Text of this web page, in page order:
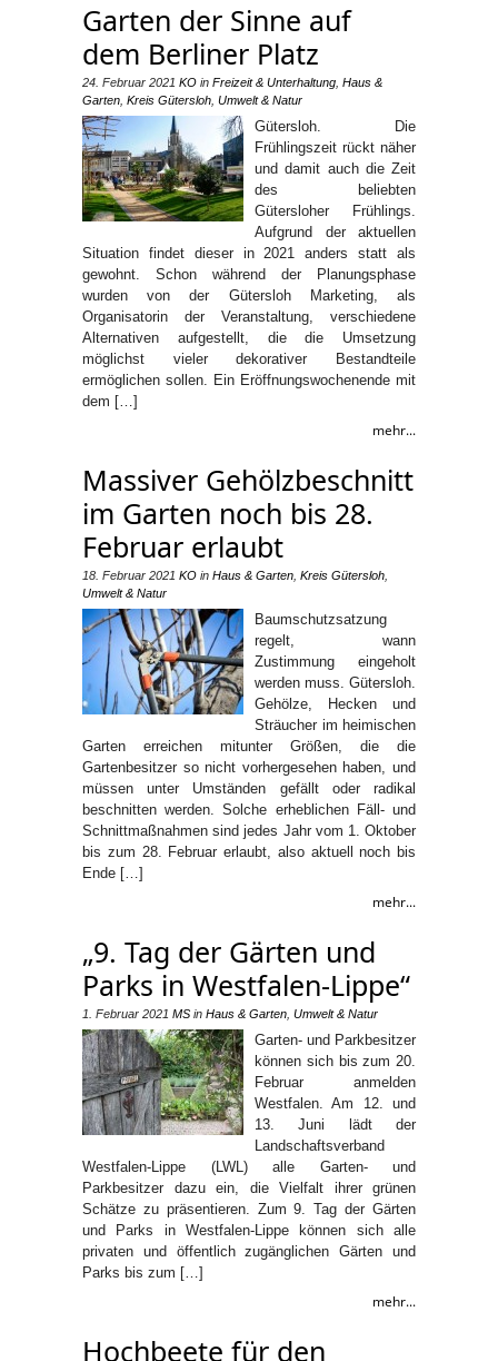
Garten der Sinne auf
dem Berliner Platz
24. Februar 2021 KO in Freizeit & Unterhaltung Haus &
Garten Kreis Gütersloh Umwelt & Natur
Gütersloh. Die
Frühlingszeit rückt näher
und damit auch die Zeit
des beliebten
Gütersloher Frühlings.
Aufgrund der aktuellen
Situation findet dieser in 2021 anders statt als
gewohnt. Schon während der Planungsphase
wurden von der Gütersloh Marketing, als
Organisatorin der Veranstaltung, verschiedene
Alternativen aufgestellt, die die Umsetzung
möglichst vieler dekorativer Bestandteile
ermöglichen sollen. Ein Eröffnungswochenende mit
dem […]
mehr...
Massiver Gehölzbeschnitt
im Garten noch bis 28.
Februar erlaubt
18. Februar 2021 KO in Haus & Garten Kreis Gütersloh
Umwelt & Natur
Baumschutzsatzung
regelt, wann
Zustimmung eingeholt
werden muss. Gütersloh.
Gehölze, Hecken und
Sträucher im heimischen
Garten erreichen mitunter Größen, die die
Gartenbesitzer so nicht vorhergesehen haben, und
müssen unter Umständen gefällt oder radikal
beschnitten werden. Solche erheblichen Fäll- und
Schnittmaßnahmen sind jedes Jahr vom 1. Oktober
bis zum 28. Februar erlaubt, also aktuell noch bis
Ende […]
mehr...
„9. Tag der Gärten und
Parks in Westfalen-Lippe“
1. Februar 2021 MS in Haus & Garten Umwelt & Natur
Garten- und Parkbesitzer
können sich bis zum 20.
Februar anmelden
Westfalen. Am 12. und
13. Juni lädt der
Landschaftsverband
Westfalen-Lippe (LWL) alle Garten- und
Parkbesitzer dazu ein, die Vielfalt ihrer grünen
Schätze zu präsentieren. Zum 9. Tag der Gärten
und Parks in Westfalen-Lippe können sich alle
privaten und öffentlich zugänglichen Gärten und
Parks bis zum […]
mehr...
Hochbeete für den